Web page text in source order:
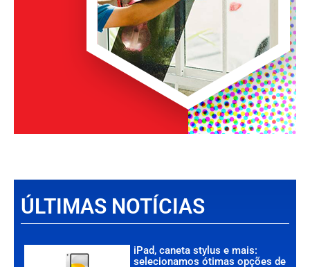
ÚLTIMAS NOTÍCIAS
iPad, caneta stylus e mais:
selecionamos ótimas opções de